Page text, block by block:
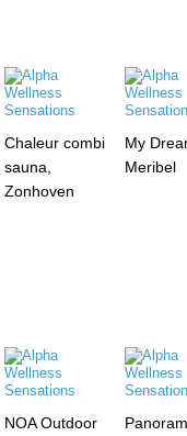
Chaleur combi
sauna,
Zonhoven
My
Meribel
NOA Outdoor